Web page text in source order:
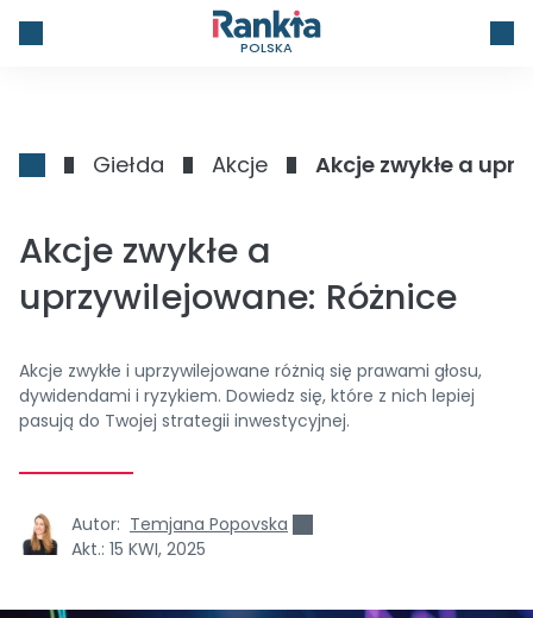
POLSKA
Giełda Akcje Akcje zwykłe a
Akcje zwykłe a
uprzywilejowane: Różnice
Akcje zwykłe i uprzywilejowane różnią się prawami głosu,
dywidendami i ryzykiem. Dowiedz się, które z nich lepiej
pasują do Twojej strategii inwestycyjnej.
Autor: Temjana Popovska
Akt.: 15 KWI, 2025